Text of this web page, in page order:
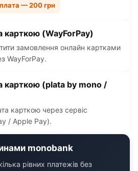
— 200 грн
карткою (WayForPay)
замовлення онлайн картками
WayForPay.
карткою (plata by mono /
карткою через сервіс
/ Apple Pay).
monobank
рівних платежів без